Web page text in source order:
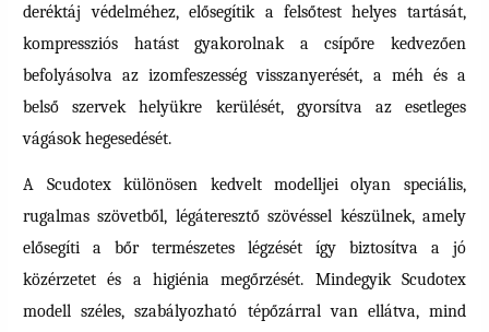
deréktáj védelméhez, elősegítik a felsőtest helyes tartását,
kompressziós hatást gyakorolnak a csípőre kedvezően
befolyásolva az izomfeszesség visszanyerését, a méh és a
belső szervek helyükre kerülését, gyorsítva az esetleges
vágások hegesedését.
A Scudotex különösen kedvelt modelljei olyan speciális,
rugalmas szövetből, légáteresztő szövéssel készülnek, amely
elősegíti a bőr természetes légzését így biztosítva a jó
közérzetet és a higiénia megőrzését. Mindegyik Scudotex
modell széles, szabályozható tépőzárral van ellátva, mind